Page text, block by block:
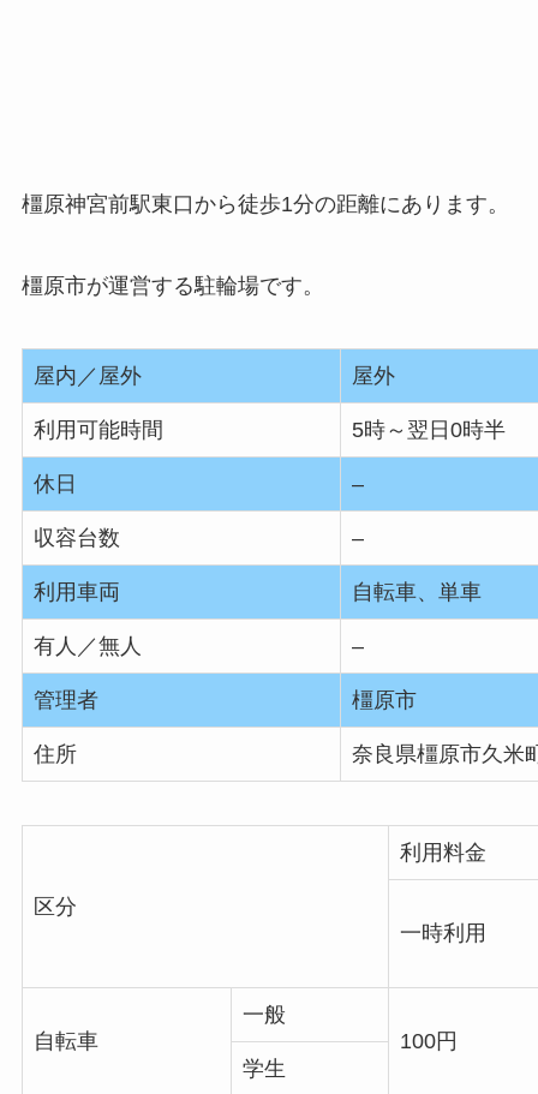
橿原神宮前駅東口から徒歩1分の距離にあります。
橿原市が運営する駐輪場です。
屋内／屋外 屋外
利用可能時間 5時～翌日0時半
休日 –
収容台数 –
利用車両 自転車、単車
有人／無人 –
管理者 橿原市
住所 奈良県橿原市久米
区分
利用料金
一時利用
自転車
一般
100円
学生